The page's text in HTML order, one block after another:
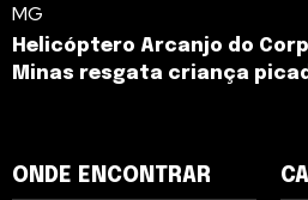
MG
Helicóptero Arcanjo do
Minas resgata criança
ONDE ENCONTRAR